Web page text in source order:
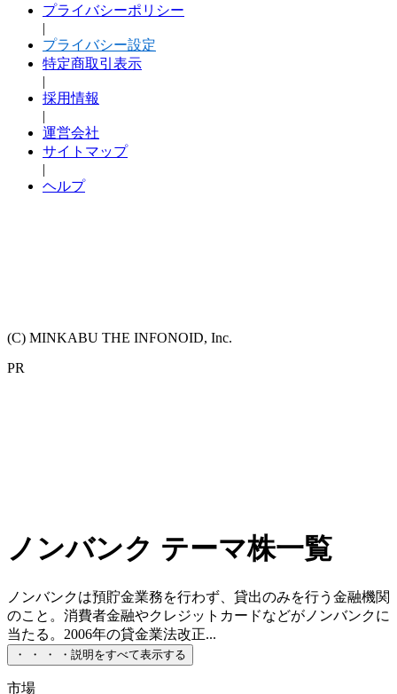
プライバシーポリシー
|
プライバシー設定
特定商取引表示
|
採用情報
|
運営会社
サイトマップ
|
ヘルプ
(C) MINKABU THE INFONOID, Inc.
PR
ノンバンク テーマ株一覧
ノンバンクは預貯金業務を行わず、貸出のみを行う金融機関
のこと。消費者金融やクレジットカードなどがノンバンクに
当たる。2006年の貸金業法改正...
・ ・ ・ ・ 説明をすべて表示する
市場